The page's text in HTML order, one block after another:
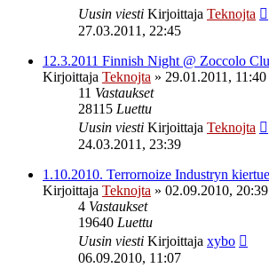
Uusin viesti Kirjoittaja Teknojta
27.03.2011, 22:45
12.3.2011 Finnish Night @ Zoccolo
Kirjoittaja Teknojta » 29.01.2011, 11:40
11 Vastaukset
28115 Luettu
Uusin viesti Kirjoittaja Teknojta
24.03.2011, 23:39
1.10.2010. Terrornoize Industryn
Kirjoittaja Teknojta » 02.09.2010, 20:39
4 Vastaukset
19640 Luettu
Uusin viesti Kirjoittaja xybo
06.09.2010, 11:07